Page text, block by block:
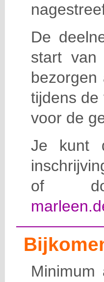
De
start van
tijdens
voor de
Je kunt
of